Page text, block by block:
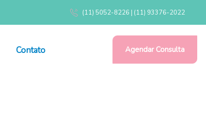
(11) 5052-8226 | (11) 93376-2022
Contato Agendar Consulta